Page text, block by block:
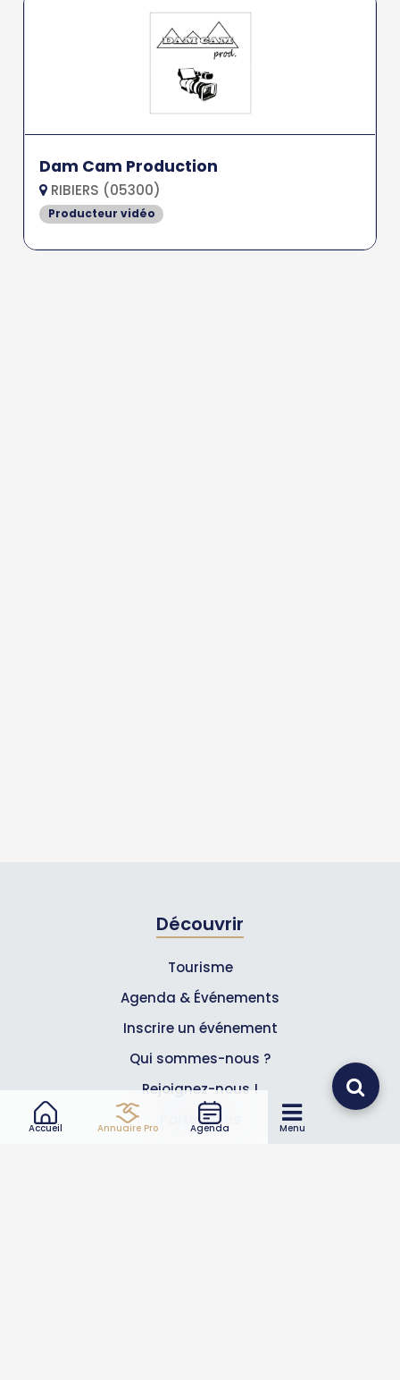
Accueil Annuaire Pro Agenda Menu
Dam Cam Production
RIBIERS (05300)
Producteur vidéo
Découvrir
Tourisme
Agenda & Événements
Inscrire un événement
Qui sommes-nous ?
Rejoignez-nous !
Partenaires